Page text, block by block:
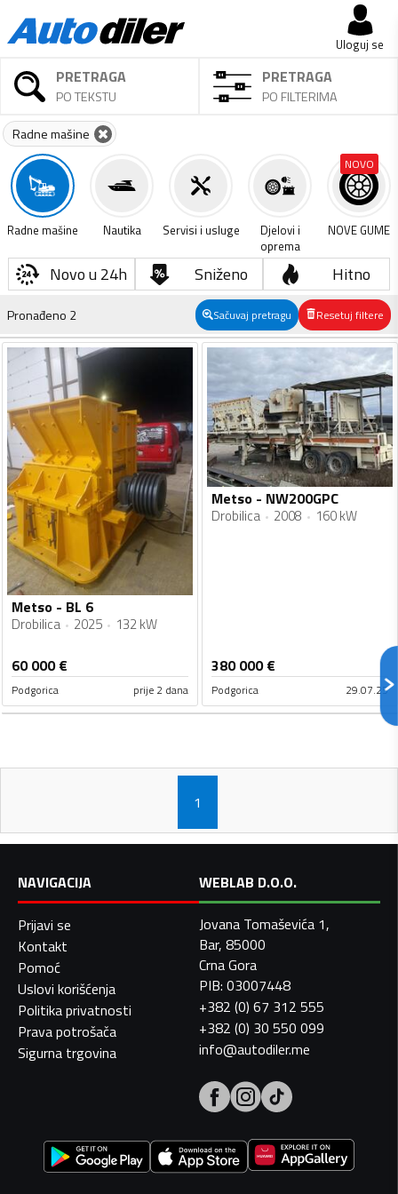
Uloguj se
PRETRAGA
PO TEKSTU
PRETRAGA
PO FILTERIMA
Radne mašine
Radne mašine Nautika Servisi i usluge
Djelovi i
oprema
NOVO
NOVE GUME
Novo u 24h Sniženo Hitno
Pronađeno 2 Sačuvaj pretragu Resetuj filtere
Metso - BL 6
Drobilica 2025 132 kW
60 000€
Podgorica prije 2 dana
Metso - NW200GPC
Drobilica 2008 160 kW
380 000€
Podgorica 29.07.25
1
NAVIGACIJA
Prijavi se
Kontakt
Pomoć
Uslovi korišćenja
Politika privatnosti
Prava potrošača
Sigurna trgovina
WEBLAB D.O.O.
Jovana Tomaševića 1,
Bar, 85000
Crna Gora
PIB: 03007448
+382 (0) 67 312 555
+382 (0) 30 550 099
info@autodiler.me